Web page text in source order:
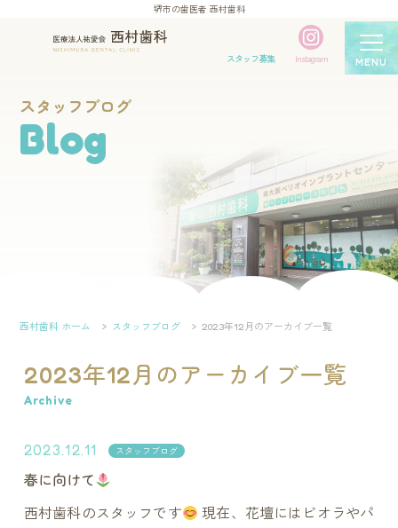
堺市の歯医者 西村歯科
スタッフ募集 Instagram MENU
スタッフブログ
Blog
西村歯科 ホーム スタッフブログ 2023年12月のアーカイブ一覧
2023年12月のアーカイブ一覧
Archive
2023.12.11 スタッフブログ
春に向けて
西村歯科のスタッフです
現在、花壇にはビオラやパ